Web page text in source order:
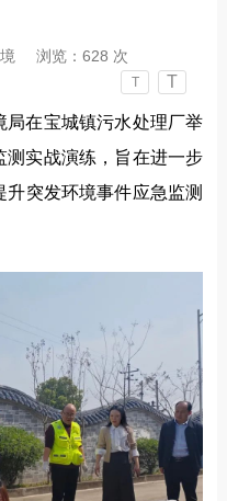
浏览： 628 次
T T
局在宝城镇污水处理厂举
测实战演练，旨在进一步
突发环境事件应急监测